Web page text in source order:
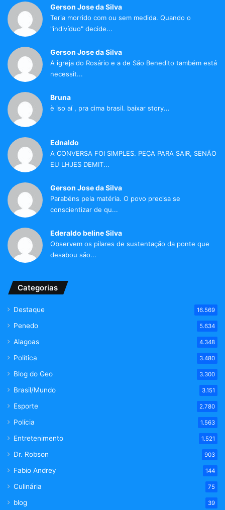
Gerson Jose da Silva
Teria morrido com ou sem medida. Quando o
"indivíduo" decide...
Gerson Jose da Silva
A igreja do Rosário e a de São Benedito também está
necessit...
Bruna
è iso aí , pra cima brasil. baixar story...
Ednaldo
A CONVERSA FOI SIMPLES. PEÇA PARA SAIR, SENÃO
EU LHJES DEMIT...
Gerson Jose da Silva
Parabéns pela matéria. O povo precisa se
conscientizar de qu...
Ederaldo beline Silva
Observem os pilares de sustentação da ponte que
desabou são...
Categorias
Destaque 16.569
Penedo 5.634
Alagoas 4.348
Política 3.480
Blog do Geo 3.300
Brasil/Mundo 3.151
Esporte 2.780
Polícia 1.563
Entretenimento 1.521
Dr. Robson 903
Fabio Andrey 144
Culinária 75
blog 39